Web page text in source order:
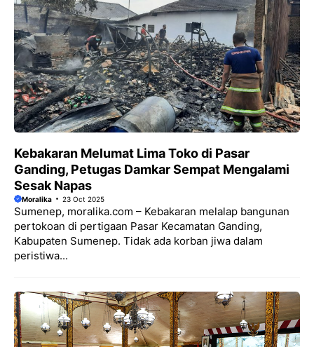
Kebakaran Melumat Lima Toko di Pasar
Ganding, Petugas Damkar Sempat Mengalami
Sesak Napas
Moralika 23 Oct 2025
Sumenep, moralika.com – Kebakaran melalap bangunan
pertokoan di pertigaan Pasar Kecamatan Ganding,
Kabupaten Sumenep. Tidak ada korban jiwa dalam
peristiwa...